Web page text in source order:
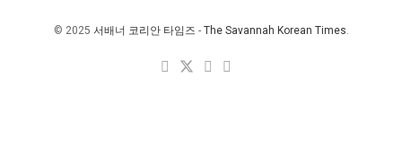
© 2025 서배너 코리안 타임즈 - The Savannah Korean Times